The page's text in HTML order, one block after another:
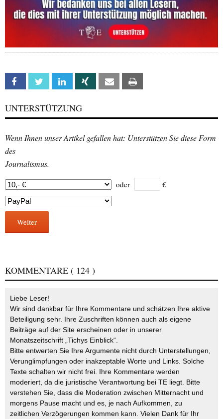
Facebook Twitter Linkedin Xing Email
UNTERSTÜTZUNG
Wenn Ihnen unser Artikel gefallen hat: Unterstützen Sie diese Form
des
Journalismus.
oder €
Weiter
KOMMENTARE ( 124 )
Liebe Leser!
Wir sind dankbar für Ihre Kommentare und schätzen Ihre aktive
Beteiligung sehr. Ihre Zuschriften können auch als eigene
Beiträge auf der Site erscheinen oder in unserer
Monatszeitschrift „Tichys Einblick“.
Bitte entwerten Sie Ihre Argumente nicht durch Unterstellungen,
Verunglimpfungen oder inakzeptable Worte und Links. Solche
Texte schalten wir nicht frei. Ihre Kommentare werden
moderiert, da die juristische Verantwortung bei TE liegt. Bitte
verstehen Sie, dass die Moderation zwischen Mitternacht und
morgens Pause macht und es, je nach Aufkommen, zu
zeitlichen Verzögerungen kommen kann. Vielen Dank für Ihr